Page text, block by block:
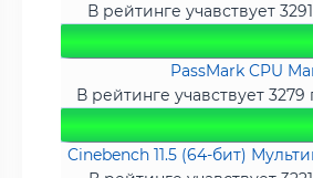
В рейтинге учавствует
PassMark CPU
В рейтинге учавствует
Cinebench 11.5 (64-бит)